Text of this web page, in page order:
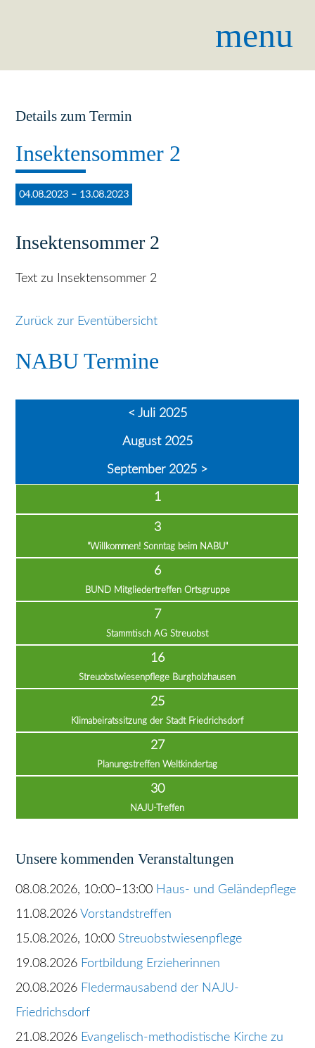
menu
Details zum Termin
Insektensommer 2
04.08.2023 – 13.08.2023
Insektensommer 2
Text zu Insektensommer 2
Zurück zur Eventübersicht
NABU Termine
< Juli 2025
August 2025
September 2025 >
1
3
"Willkommen! Sonntag beim NABU"
6
BUND Mitgliedertreffen Ortsgruppe
7
Stammtisch AG Streuobst
16
Streuobstwiesenpflege Burgholzhausen
25
Klimabeiratssitzung der Stadt Friedrichsdorf
27
Planungstreffen Weltkindertag
30
NAJU-Treffen
Unsere kommenden Veranstaltungen
08.08.2026, 10:00–13:00 Haus- und Geländepflege
11.08.2026 Vorstandstreffen
15.08.2026, 10:00 Streuobstwiesenpflege
19.08.2026 Fortbildung Erzieherinnen
20.08.2026 Fledermausabend der NAJU-
Friedrichsdorf
21.08.2026 Evangelisch-methodistische Kirche zu